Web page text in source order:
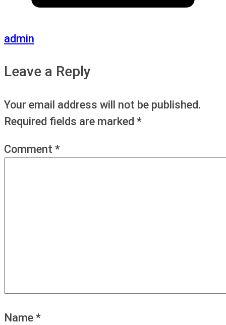
admin
Leave a Reply
Your email address will not be published.
Required fields are marked *
Comment *
Name *